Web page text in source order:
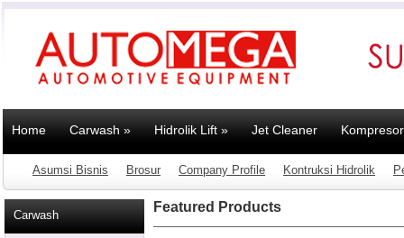
Home Carwash » Hidrolik Lift » Jet Cleaner Kompresor
Asumsi Bisnis Brosur Company Profile Kontruksi Hidrolik
Carwash
Featured Products